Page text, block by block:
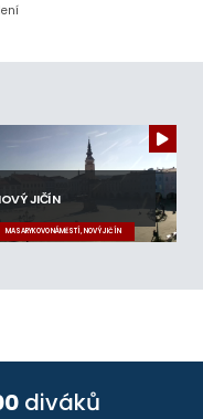
JIČÍN
MASARYKOVO NÁMĚSTÍ, NOVÝ JIČÍN
diváků